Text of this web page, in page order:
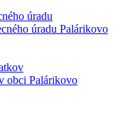
úradu
úradu Palárikovo
obci Palárikovo